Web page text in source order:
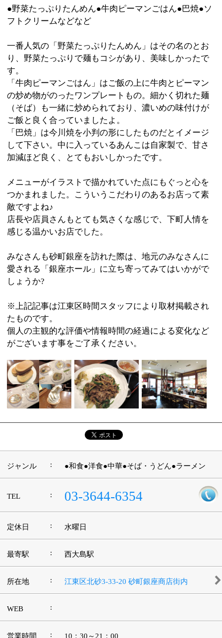
つかまれました。こういうこだわりのあるお店って素
敵ですよね♪
店長や店員さんもとても気さくな感じで、下町人情を
みなさんも砂町銀座を訪れた際は、地元のみなさんに
愛される「銀座ホール」に立ち寄ってみてはいかがで
しょうか?
※上記記事は江東区時間スタッフにより取材掲載され
たものです。
個人の主観的な評価や情報時間の経過による変化など
がございます事をご了承ください。
ジャンル ●和食●洋食●中華●そば・うどん●ラーメン
TEL : 03-3644-6354
最寄駅 : 西大島駅
所在地 :
営業時間 : 10：30～21：00
駐車場
江戸川区時間 墨田区時間 葛飾区時間
表示：PC |モバイル